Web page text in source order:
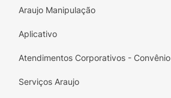
Araujo Manipulação
Aplicativo
Atendimentos Corporativos - Convênio
Serviços Araujo